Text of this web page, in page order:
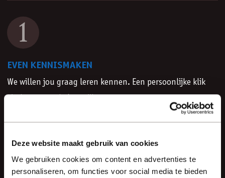
Deze website maakt gebruik van cookies
We gebruiken cookies om content en advertenties te
personaliseren, om functies voor social media te bieden
1
EVEN KENNISMAKEN
We willen jou graag leren kennen. Een persoonlijke klik
2
WENSEN AFSTEMMEN
In een vrijblijvend intakegesprek bespreken wij je wensen